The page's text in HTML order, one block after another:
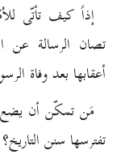
إذاً كيف تأتّى
تصان الرسالة عن
أعقابها بعد وفاة
مَن تمكّن أن يضع
تفترسها سنن التاريخ؟